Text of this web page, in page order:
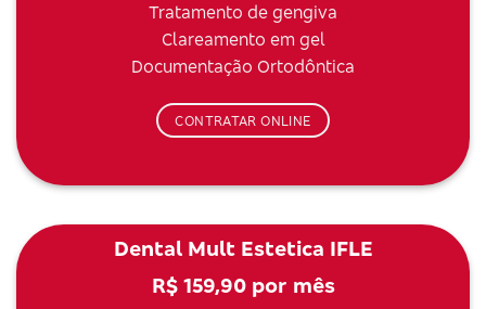
Tratamento de gengiva
Clareamento em gel
Documentação Ortodôntica
CONTRATAR ONLINE
Dental Mult Estetica IFLE
R$ 159,90 por mês